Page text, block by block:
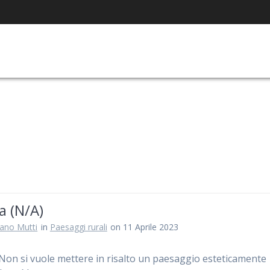
(N/A)
Mutti in Paesaggi rurali on 11 Aprile 2023
si vuole mettere in risalto un paesaggio esteticamente